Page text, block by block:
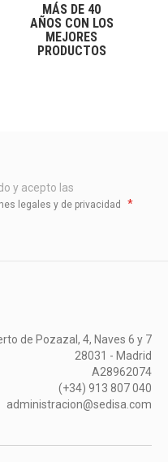
MÁS DE 40
AÑOS CON LOS
MEJORES
PRODUCTOS
y acepto las
legales y de privacidad *
de Pozazal, 4, Naves 6 y 7
28031 - Madrid
A28962074
(+34) 913 807 040
administracion@sedisa.com